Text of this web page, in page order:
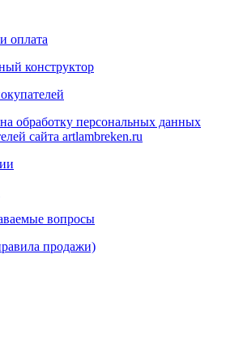
оплата
конструктор
обработку персональных данных
сайта artlambreken.ru
вопросы
продажи)